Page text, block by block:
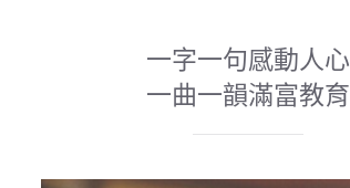
一字一句感動人心
一曲一韻滿富教育